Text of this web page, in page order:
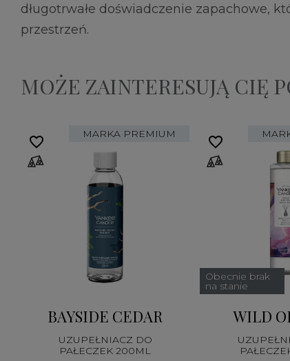
długotrwałe doświadczenie zapachowe,
przestrzeń.
MOŻE ZAINTERESUJĄ CIĘ
MARKA PREMIUM
BAYSIDE CEDAR
UZUPEŁNIACZ DO
PAŁECZEK 200ML
favorite_border
Obecnie brak
na stanie
WILD
favorite_border